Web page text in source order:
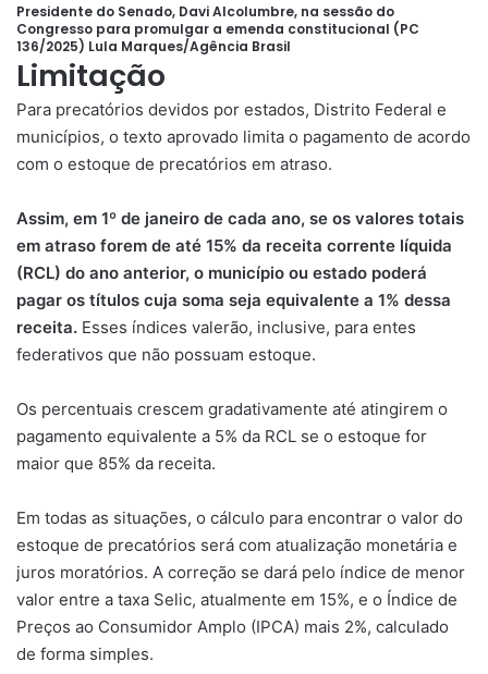
Presidente do Senado, Davi Alcolumbre, na sessão do
Congresso para promulgar a emenda constitucional (PC
136/2025) Lula Marques/Agência Brasil
Limitação
Para precatórios devidos por estados, Distrito Federal e
municípios, o texto aprovado limita o pagamento de acordo
com o estoque de precatórios em atraso.
Assim, em 1º de janeiro de cada ano, se os valores totais
em atraso forem de até 15% da receita corrente líquida
(RCL) do ano anterior, o município ou estado poderá
pagar os títulos cuja soma seja equivalente a 1% dessa
receita. Esses índices valerão, inclusive, para entes
federativos que não possuam estoque.
Os percentuais crescem gradativamente até atingirem o
pagamento equivalente a 5% da RCL se o estoque for
maior que 85% da receita.
Em todas as situações, o cálculo para encontrar o valor do
estoque de precatórios será com atualização monetária e
juros moratórios. A correção se dará pelo índice de menor
valor entre a taxa Selic, atualmente em 15%, e o Índice de
Preços ao Consumidor Amplo (IPCA) mais 2%, calculado
de forma simples.